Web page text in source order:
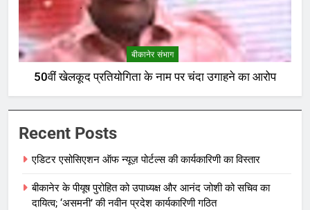
बीकानेर संभाग
50वीं खेलकूद प्रतियोगिता के नाम पर चंदा उगाहने का आरोप
Recent Posts
एडिटर एसोसिएशन ऑफ न्यूज़ पोर्टल्स की कार्यकारिणी का विस्तार
बीकानेर के पीयूष पुरोहित को उपाध्यक्ष और आनंद जोशी को सचिव का
दायित्व; ‘असमनी’ की नवीन प्रदेश कार्यकारिणी गठित